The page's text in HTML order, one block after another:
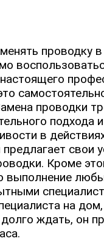
проводку в
проводки
подхода и
в
свои
Кроме
выполнение
на
ждать, он